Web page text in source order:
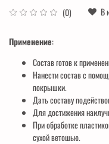
(0) В
Применение:
Состав готов к
Нанести состав с
покрышки.
Дать составу
Для достижения
При обработке
сухой ветошью.